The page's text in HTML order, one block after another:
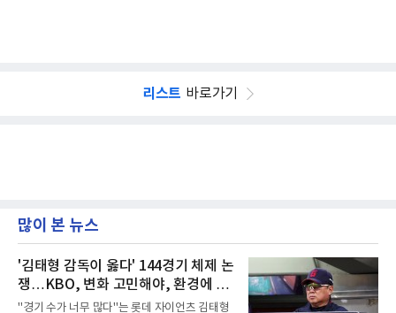
리스트 바로가기
많이 본 뉴스
'김태형 감독이 옳다' 144경기 체제 논
쟁…KBO, 변화 고민해야, 환경에 맞
는 경기 수가 바람직
"경기 수가 너무 많다"는 롯데 자이언츠 김태형